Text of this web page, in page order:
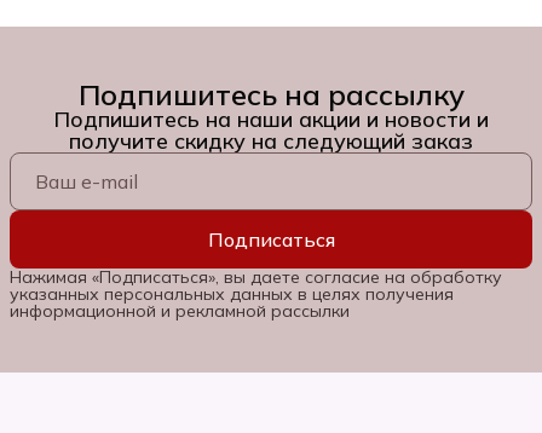
Подпишитесь на рассылку
Подпишитесь на наши акции и новости и
получите скидку на следующий заказ
Подписаться
Нажимая «Подписаться», вы даете согласие на обработку
указанных персональных данных в целях получения
информационной и рекламной рассылки